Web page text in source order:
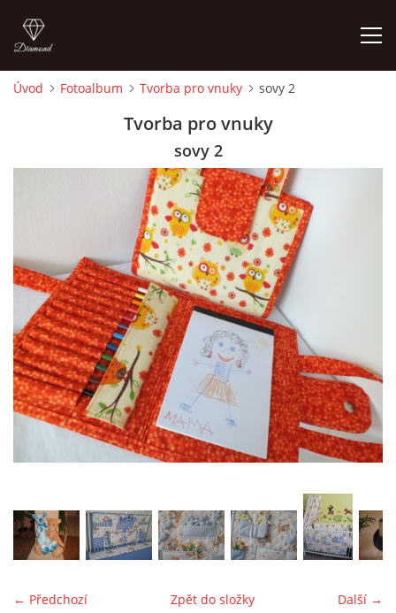
MOJE POSLEDNÍ PRÁCE
jk-laguna@seznam.cz
Úvod Fotoalbum Tvorba pro vnuky sovy 2
Tvorba pro vnuky
sovy 2
← Předchozí Další →
Zpět do složky